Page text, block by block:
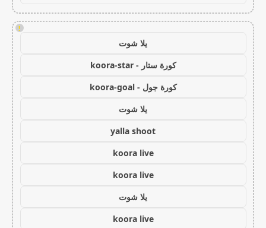
!
يلا شوت
كورة ستار - koora-star
كورة جول - koora-goal
يلا شوت
yalla shoot
koora live
koora live
يلا شوت
koora live